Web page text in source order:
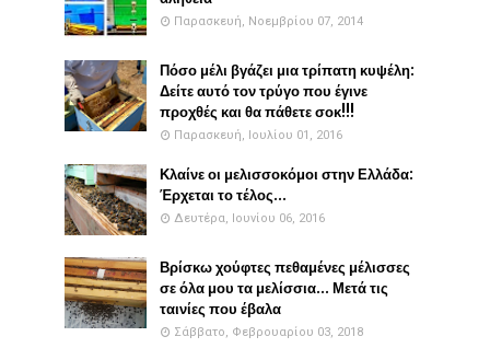
Παρασκευή, Νοεμβρίου 07, 2014
Πόσο μέλι βγάζει μια τρίπατη κυψέλη:
Δείτε αυτό τον τρύγο που έγινε
προχθές και θα πάθετε σοκ!!!
Παρασκευή, Ιουλίου 01, 2016
Κλαίνε οι μελισσοκόμοι στην Ελλάδα:
Έρχεται το τέλος...
Δευτέρα, Ιουνίου 06, 2016
Βρίσκω χούφτες πεθαμένες μέλισσες
σε όλα μου τα μελίσσια... Μετά τις
ταινίες που έβαλα
Σάββατο, Φεβρουαρίου 03, 2018